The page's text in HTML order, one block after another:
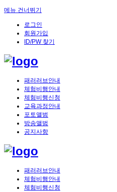
메뉴 건너뛰기
로그인
회원가입
ID/PW 찾기
패러러브안내
체험비행안내
체험비행신청
교육과정안내
포토앨범
방송앨범
공지사항
패러러브안내
체험비행안내
체험비행신청